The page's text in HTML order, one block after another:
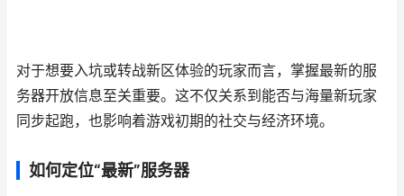
对于想要入坑或转战新区体验的玩家而言，掌握最新的服
务器开放信息至关重要。这不仅关系到能否与海量新玩家
同步起跑，也影响着游戏初期的社交与经济环境。
如何定位“最新”服务器